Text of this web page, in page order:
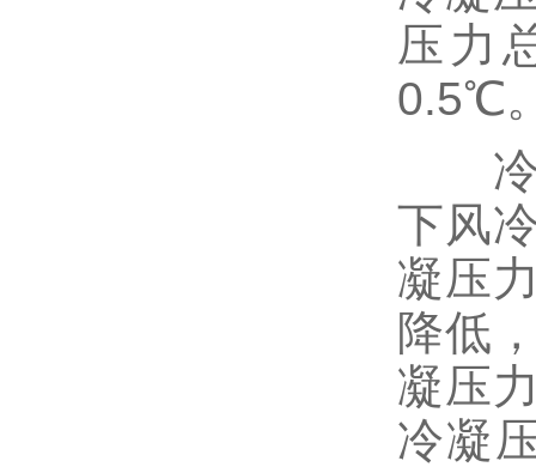
压力
0.5℃
冷
下风
凝压
降低
凝压
冷凝